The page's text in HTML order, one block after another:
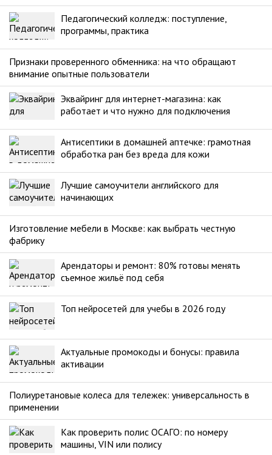
Педагогический колледж: поступление,
программы, практика
Признаки проверенного обменника: на что обращают
внимание опытные пользователи
Эквайринг для интернет-магазина: как
работает и что нужно для подключения
Антисептики в домашней аптечке: грамотная
обработка ран без вреда для кожи
Лучшие самоучители английского для
начинающих
Изготовление мебели в Москве: как выбрать честную
фабрику
Арендаторы и ремонт: 80% готовы менять
съемное жильё под себя
Топ нейросетей для учебы в 2026 году
Актуальные промокоды и бонусы: правила
активации
Полиуретановые колеса для тележек: универсальность в
применении
Как проверить полис ОСАГО: по номеру
машины, VIN или полису